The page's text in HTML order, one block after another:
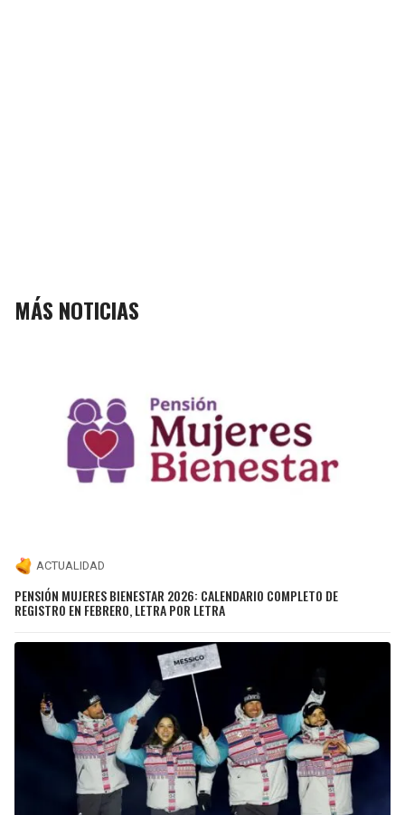
MÁS NOTICIAS
ACTUALIDAD
PENSIÓN MUJERES BIENESTAR 2026: CALENDARIO COMPLETO DE
REGISTRO EN FEBRERO, LETRA POR LETRA